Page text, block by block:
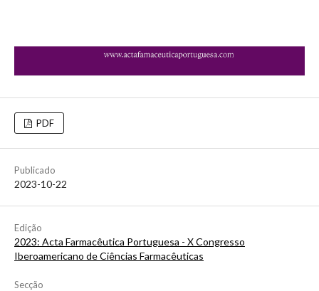
PDF
Publicado
2023-10-22
Edição
2023: Acta Farmacêutica Portuguesa - X Congresso
Iberoamericano de Ciências Farmacêuticas
Secção